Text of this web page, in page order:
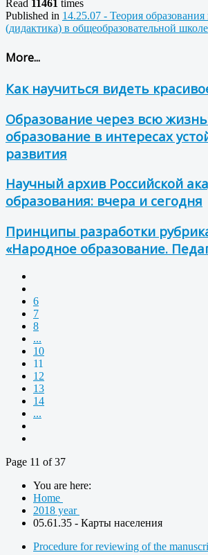
Read 11461 times
Published in 14.25.07 - Теория
(дидактика) в общеобразовательной школе
More...
Как научиться видеть
Образование через всю
образование в интересах
развития
Научный архив Российской
образования: вчера и сегодня
Принципы разработки
«Народное образование.
6
7
8
...
10
11
12
13
14
...
Page 11 of 37
You are here:
Home
2018 year
05.61.35 - Карты населения
Procedure for reviewing of the